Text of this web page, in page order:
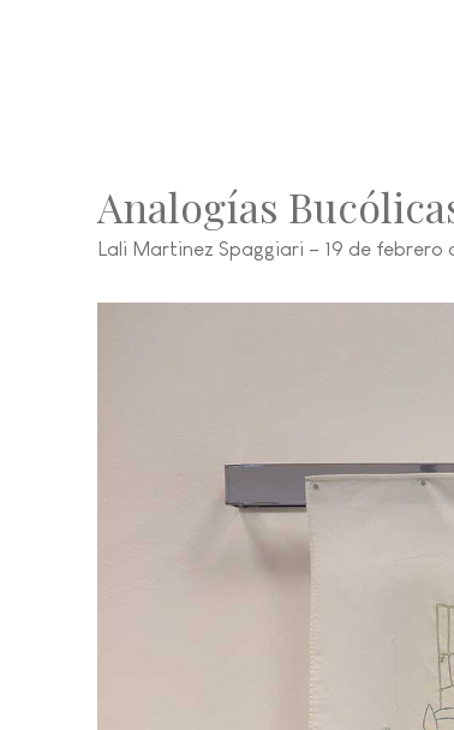
Analogías
Lali Martinez Spaggiari – 19 de febrero